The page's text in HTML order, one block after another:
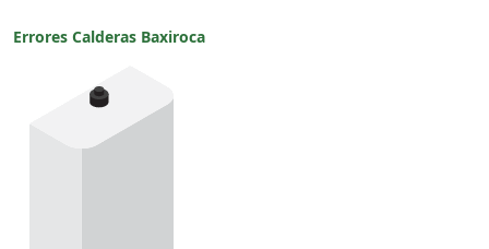
Errores Calderas Baxiroca